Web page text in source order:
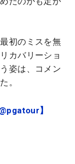
初のミスを無
カバリーショ
姿は、コメン
。
】